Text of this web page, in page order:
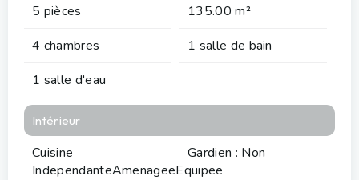
5 pièces
135.00 m²
4 chambres
1 salle de bain
1 salle d'eau
Intérieur
Cuisine
IndependanteAmenageeEquipee
Gardien : Non